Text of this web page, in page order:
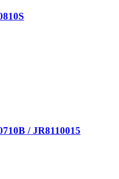
/ JR8110015